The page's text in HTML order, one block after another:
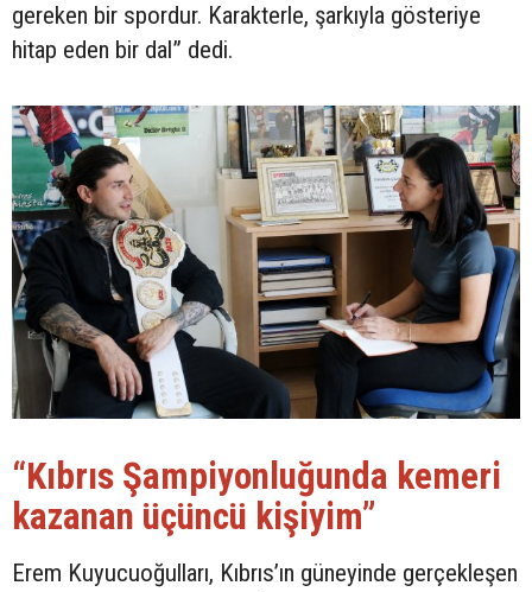
gereken bir spordur. Karakterle, şarkıyla gösteriye
hitap eden bir dal” dedi.
“Kıbrıs Şampiyonluğunda kemeri
kazanan üçüncü kişiyim”
Erem Kuyucuoğulları, Kıbrıs’ın güneyinde gerçekleşen